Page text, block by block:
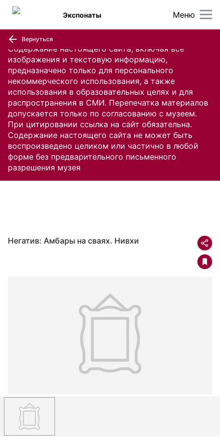
Содержание настоящего сайта, включая все
изображения и текстовую информацию,
предназначено только для персонального
некоммерческого использования, а также
использования в образовательных целях и для
распространения в СМИ. Перепечатка материалов
допускается только по согласованию с музеем.
При цитировании ссылка на сайт обязательна.
Содержание настоящего сайта не может быть
воспроизведено целиком или частично в любой
форме без предварительного письменного
разрешения музея
Меню
Экспонаты
Вернуться
Негатив: Амбары на сваях. Нивхи